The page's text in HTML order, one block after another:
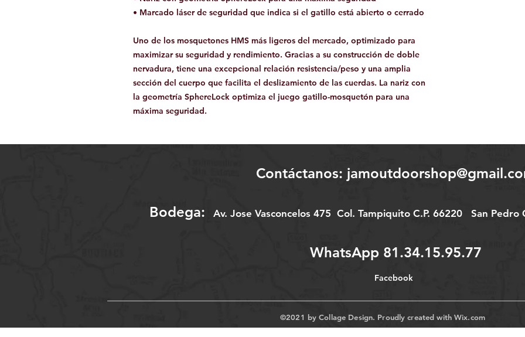
• Marcado láser de seguridad que indica si el gatillo está abierto o cerrado
Uno de los mosquetones HMS más ligeros del mercado, optimizado para
maximizar su seguridad y rendimiento. Gracias a su construcción de doble
nervadura, tiene una excepcional relación resistencia/peso y una amplia
sección del cuerpo que facilita el deslizamiento de las cuerdas. La nariz con
la geometría SphereLock optimiza el juego gatillo-mosquetón para una
máxima seguridad.
Contáctanos:
Bodega: Av. Jose Vasconcelos 475 Col. Tampiquito C.P. 66220 San Pedro
WhatsApp 81.34.15.95.77
Facebook
©2021 by Collage Design. Proudly created withWix.com